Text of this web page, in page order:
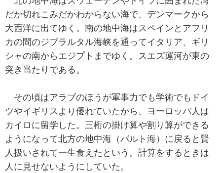
だか切れこみだかわからない海で、デンマークから
大西洋に出てゆく。南の地中海はスペインとアフリ
カの間のジブラルタル海峡を通ってイタリア、ギリ
シャの南からエジプトまでゆく。スエズ運河が東の
突き当たりである。
その頃はアラブのほうが軍事力でも学術でもドイ
ツやイギリスより優れていたから、ヨーロッパ人は
カイロに留学した。三桁の掛け算や割り算ができる
ようになって北方の地中海（バルト海）に戻ると賢
人扱いされて一生食えたという。計算をするときは
人に見せないようにしていた。